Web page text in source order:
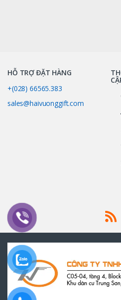
HỖ TRỢ ĐẶT HÀNG
+(028) 66565.383
sales@haivuonggift.com